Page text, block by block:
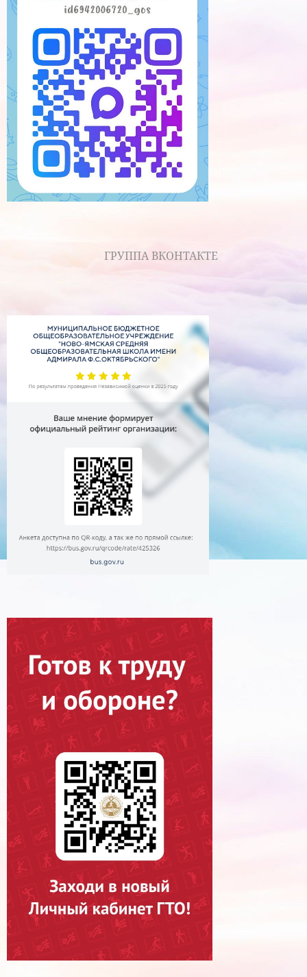
ГРУППА ВКОНТАКТЕ